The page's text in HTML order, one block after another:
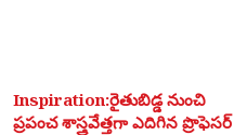
Inspiration:రైతుబిడ్డ నుంచి
ప్రపంచ శాస్త్రవేత్తగా ఎదిగిన ప్రొఫెసర్